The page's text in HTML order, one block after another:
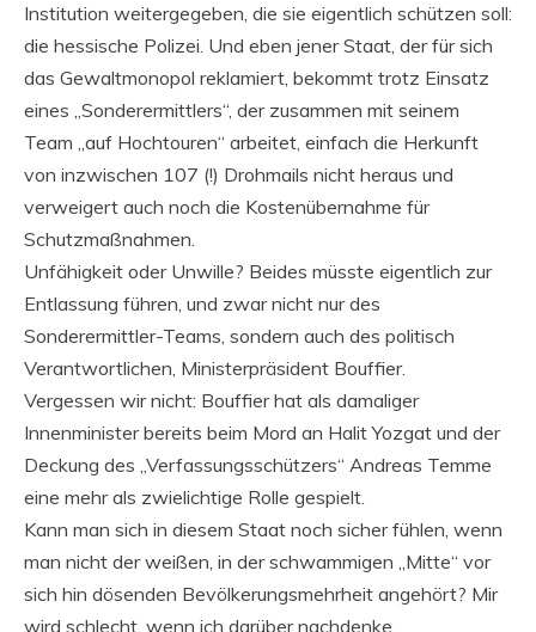
Institution weitergegeben, die sie eigentlich schützen soll:
die hessische Polizei. Und eben jener Staat, der für sich
das Gewaltmonopol reklamiert, bekommt trotz Einsatz
eines „Sonderermittlers“, der zusammen mit seinem
Team „auf Hochtouren“ arbeitet, einfach die Herkunft
von inzwischen 107 (!) Drohmails nicht heraus und
verweigert auch noch die Kostenübernahme für
Schutzmaßnahmen.
Unfähigkeit oder Unwille? Beides müsste eigentlich zur
Entlassung führen, und zwar nicht nur des
Sonderermittler-Teams, sondern auch des politisch
Verantwortlichen, Ministerpräsident Bouffier.
Vergessen wir nicht: Bouffier hat als damaliger
Innenminister bereits beim Mord an Halit Yozgat und der
Deckung des „Verfassungsschützers“ Andreas Temme
eine mehr als zwielichtige Rolle gespielt.
Kann man sich in diesem Staat noch sicher fühlen, wenn
man nicht der weißen, in der schwammigen „Mitte“ vor
sich hin dösenden Bevölkerungsmehrheit angehört? Mir
wird schlecht, wenn ich darüber nachdenke.